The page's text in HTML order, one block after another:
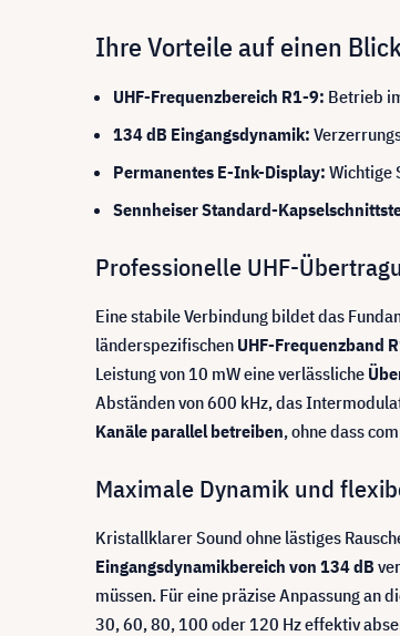
Ihre Vorteile auf einen
UHF-Frequenzbereich R1-9: Betrieb
134 dB Eingangsdynamik:
Permanentes E-Ink-Display: Wichtige
Sennheiser Standard-
Professionelle UHF-
Eine stabile Verbindung bildet das
länderspezifischen UHF-Frequenzband
Leistung von 10 mW eine verlässliche
Abständen von 600 kHz, das
Kanäle parallel betreiben, ohne dass
Maximale Dynamik und
Kristallklarer Sound ohne lästiges
Eingangsdynamikbereich von 134 dB
müssen. Für eine präzise Anpassung an
30, 60, 80, 100 oder 120 Hz effektiv